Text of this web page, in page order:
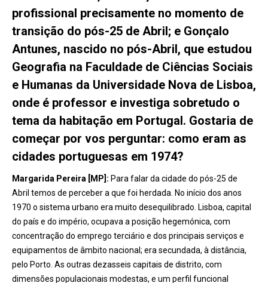
profissional precisamente no momento de
transição do pós-25 de Abril; e Gonçalo
Antunes, nascido no pós-Abril, que estudou
Geografia na Faculdade de Ciências Sociais
e Humanas da Universidade Nova de Lisboa,
onde é professor e investiga sobretudo o
tema da habitação em Portugal. Gostaria de
começar por vos perguntar: como eram as
cidades portuguesas em 1974?
Margarida Pereira [MP]: Para falar da cidade do pós-25 de
Abril temos de perceber a que foi herdada. No início dos anos
1970 o sistema urbano era muito desequilibrado. Lisboa, capital
do país e do império, ocupava a posição hegemónica, com
concentração do emprego terciário e dos principais serviços e
equipamentos de âmbito nacional; era secundada, à distância,
pelo Porto. As outras dezasseis capitais de distrito, com
dimensões populacionais modestas, e um perfil funcional